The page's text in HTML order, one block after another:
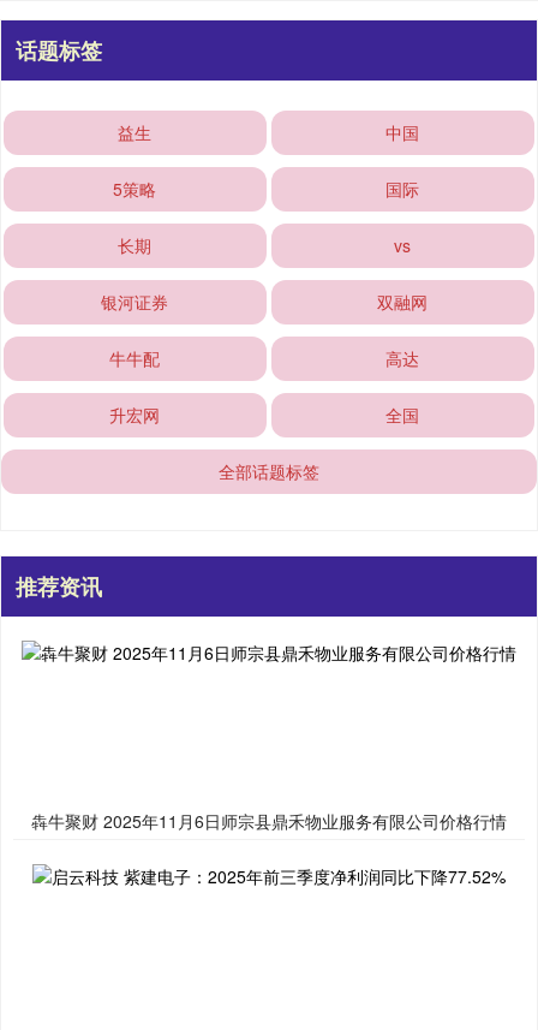
话题标签
益生 中国
5策略 国际
长期 vs
银河证券 双融网
牛牛配 高达
升宏网 全国
全部话题标签
推荐资讯
犇牛聚财 2025年11月6日师宗县鼎禾物业服务有限公司价格行情